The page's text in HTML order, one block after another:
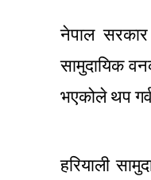
नेपाल
सामुदायिक
भएकोले थप
हरियाली